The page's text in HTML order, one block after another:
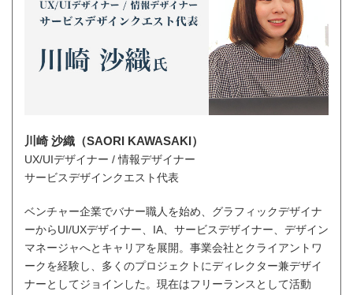
川崎 沙織（SAORI KAWASAKI）
UX/UIデザイナー / 情報デザイナー
サービスデザインクエスト代表
ベンチャー企業でバナー職人を始め、グラフィックデザイナ
ーからUI/UXデザイナー、IA、サービスデザイナー、デザイン
マネージャへとキャリアを展開。事業会社とクライアントワ
ークを経験し、多くのプロジェクトにディレクター兼デザイ
ナーとしてジョインした。現在はフリーランスとして活動